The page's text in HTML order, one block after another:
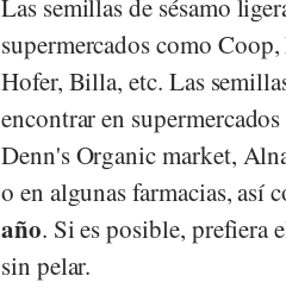
supermercados como Coop,
Hofer, Billa, etc. Las
encontrar en
Denn's Organic market,
o en algunas farmacias,
año. Si es posible, prefiera
sin pelar.